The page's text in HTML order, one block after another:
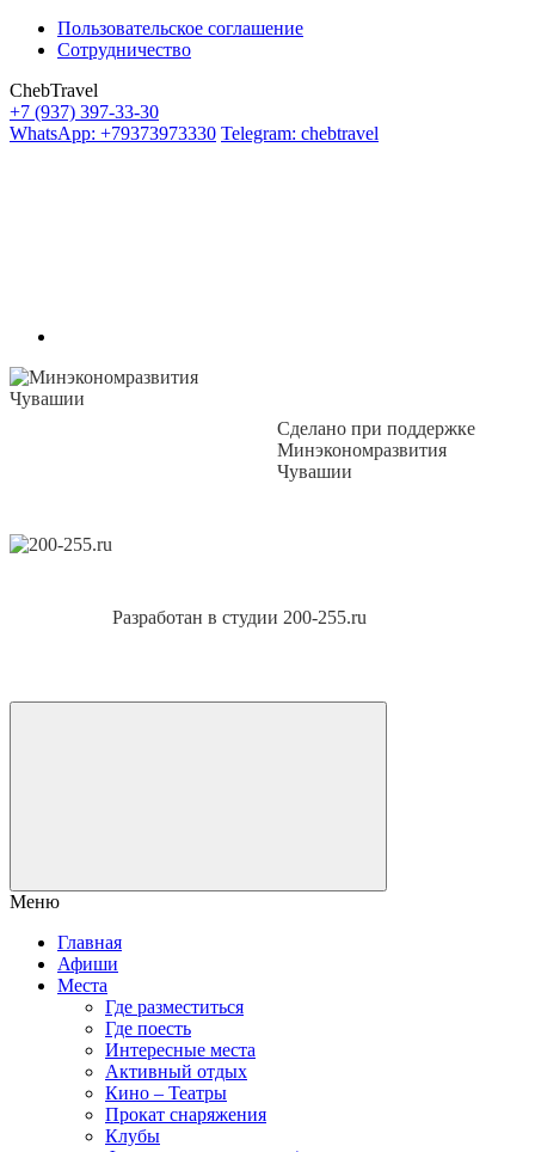
Пользовательское соглашение
Сотрудничество
ChebTravel
+7 (937) 397-33-30
WhatsApp: +79373973330 Telegram: chebtravel
Сделано при поддержке
Минэкономразвития
Чувашии
Разработан в студии 200-255.ru
Меню
Главная
Афиши
Места
Где разместиться
Где поесть
Интересные места
Активный отдых
Кино – Театры
Прокат снаряжения
Клубы